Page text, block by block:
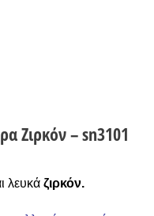
Ζιρκόν – sn3101
λευκά ζιρκόν.